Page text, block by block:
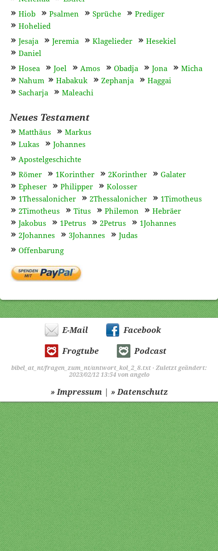
Hiob
Psalmen Sprüche
Prediger
Hohelied
Jesaja
Jeremia Klagelieder
Hesekiel
Daniel
Hosea
Joel Amos Obadja Jona
Micha
Nahum
Habakuk Zephanja
Haggai
Sacharja
Maleachi
Neues Testament
Matthäus
Markus
Lukas
Johannes
Apostelgeschichte
Römer
1Korinther 2Korinther
Galater
Epheser
Philipper
Kolosser
1Thessalonicher
2Thessalonicher
1Timotheus
2Timotheus
Titus Philemon
Hebräer
Jakobus
1Petrus 2Petrus
1Johannes
2Johannes
3Johannes
Judas
Offenbarung
E-Mail Facebook
Frogtube Podcast
bibel_at_nt/fragen_zum_nt/antwort_kol_2_8.txt · Zuletzt geändert:
2023/02/12 13:54 von angelo
» Impressum | » Datenschutz